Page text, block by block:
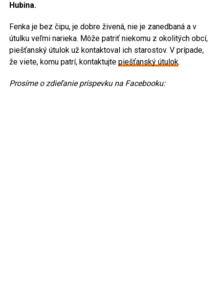
Hubina.
Fenka je bez čipu, je dobre živená, nie je zanedbaná a v
útulku veľmi narieka. Môže patriť niekomu z okolitých obcí,
piešťanský útulok už kontaktoval ich starostov. V prípade,
že viete, komu patrí, kontaktujte piešťanský útulok.
Prosíme o zdieľanie príspevku na Facebooku: